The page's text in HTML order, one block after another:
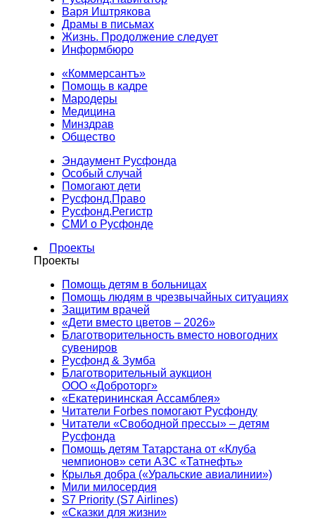
Варя Иштрякова
Драмы в письмах
Жизнь. Продолжение следует
Информбюро
«Коммерсантъ»
Помощь в кадре
Мародеры
Медицина
Минздрав
Общество
Эндаумент Русфонда
Особый случай
Помогают дети
Русфонд.Право
Русфонд.Регистр
СМИ о Русфонде
Проекты
Проекты
Помощь детям в больницах
Помощь людям в чрезвычайных ситуациях
Защитим врачей
«Дети вместо цветов – 2026»
Благотворительность вместо новогодних
сувениров
Русфонд & Зумба
Благотворительный аукцион
ООО «Доброторг»
«Екатерининская Ассамблея»
Читатели Forbes помогают Русфонду
Читатели «Свободной прессы» – детям
Русфонда
Помощь детям Татарстана от «Клуба
чемпионов» сети АЗС «Татнефть»
Крылья добра («Уральские авиалинии»)
Мили милосердия
S7 Priority (S7 Airlines)
«Сказки для жизни»